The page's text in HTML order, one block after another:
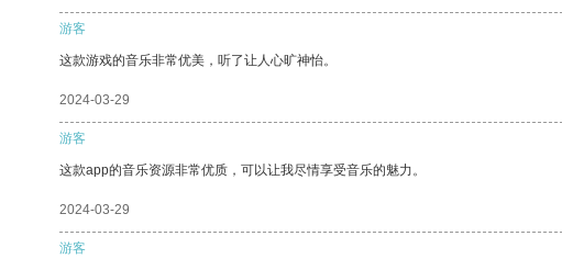
游客
这款游戏的音乐非常优美，听了让人心旷神怡。
2024-03-29
游客
这款app的音乐资源非常优质，可以让我尽情享受音乐的魅力。
2024-03-29
游客